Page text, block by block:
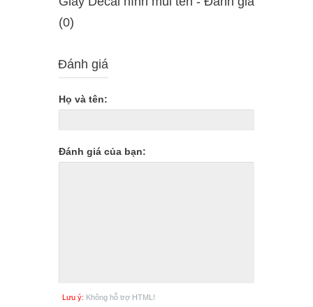
(0)
Đánh giá
Họ và tên:
Đánh giá của bạn:
Lưu ý: Không hỗ trợ HTML!